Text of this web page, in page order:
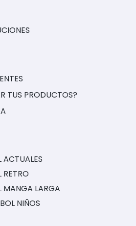
TUS PRODUCTOS?
ACTUALES
RETRO
MANGA LARGA
NIÑOS